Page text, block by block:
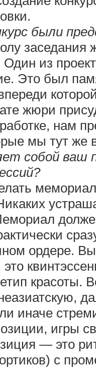
были
Один из
Это был
жюри
нам
мы тут же
собой ваш
ордере.
красоты.
иначе
игры
— это
с